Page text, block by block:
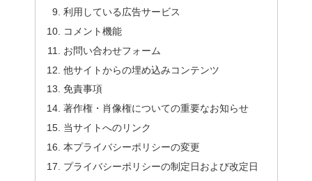
利用している広告サービス
コメント機能
お問い合わせフォーム
他サイトからの埋め込みコンテンツ
免責事項
著作権・肖像権についての重要なお知らせ
当サイトへのリンク
本プライバシーポリシーの変更
プライバシーポリシーの制定日および改定日